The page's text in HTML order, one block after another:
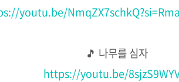
youtu.be/
🎵 나무를 심자
https://youtu.be/